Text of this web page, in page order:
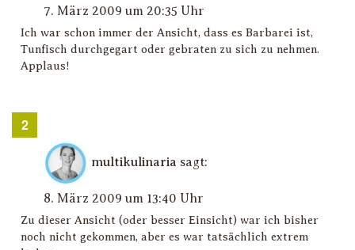
7. März 2009 um 20:35 Uhr
Ich war schon immer der Ansicht, dass es Barbarei ist,
Tunfisch durchgegart oder gebraten zu sich zu nehmen.
Applaus!
multikulinaria sagt:
8. März 2009 um 13:40 Uhr
Zu dieser Ansicht (oder besser Einsicht) war ich bisher
noch nicht gekommen, aber es war tatsächlich extrem